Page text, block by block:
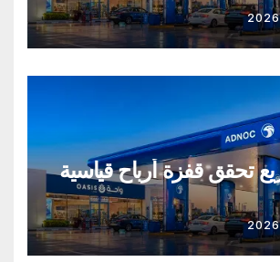
تحقق قفزة أرباح قياسية